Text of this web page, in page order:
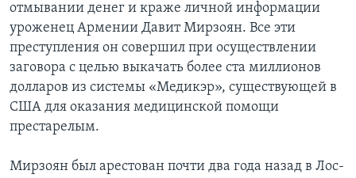
отмывании денег и краже личной информации
уроженец Армении Давит Мирзоян. Все эти
преступления он совершил при осуществлении
заговора с целью выкачать более ста миллионов
долларов из системы «Медикэр», существующей в
США для оказания медицинской помощи
престарелым.
Мирзоян был арестован почти два года назад в Лос-